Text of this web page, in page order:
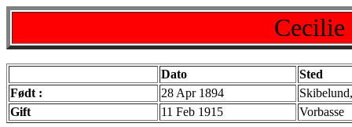
Cecilie
Dato
Sted
Født :
28 Apr 1894
Gift
11 Feb 1915 Vorbasse